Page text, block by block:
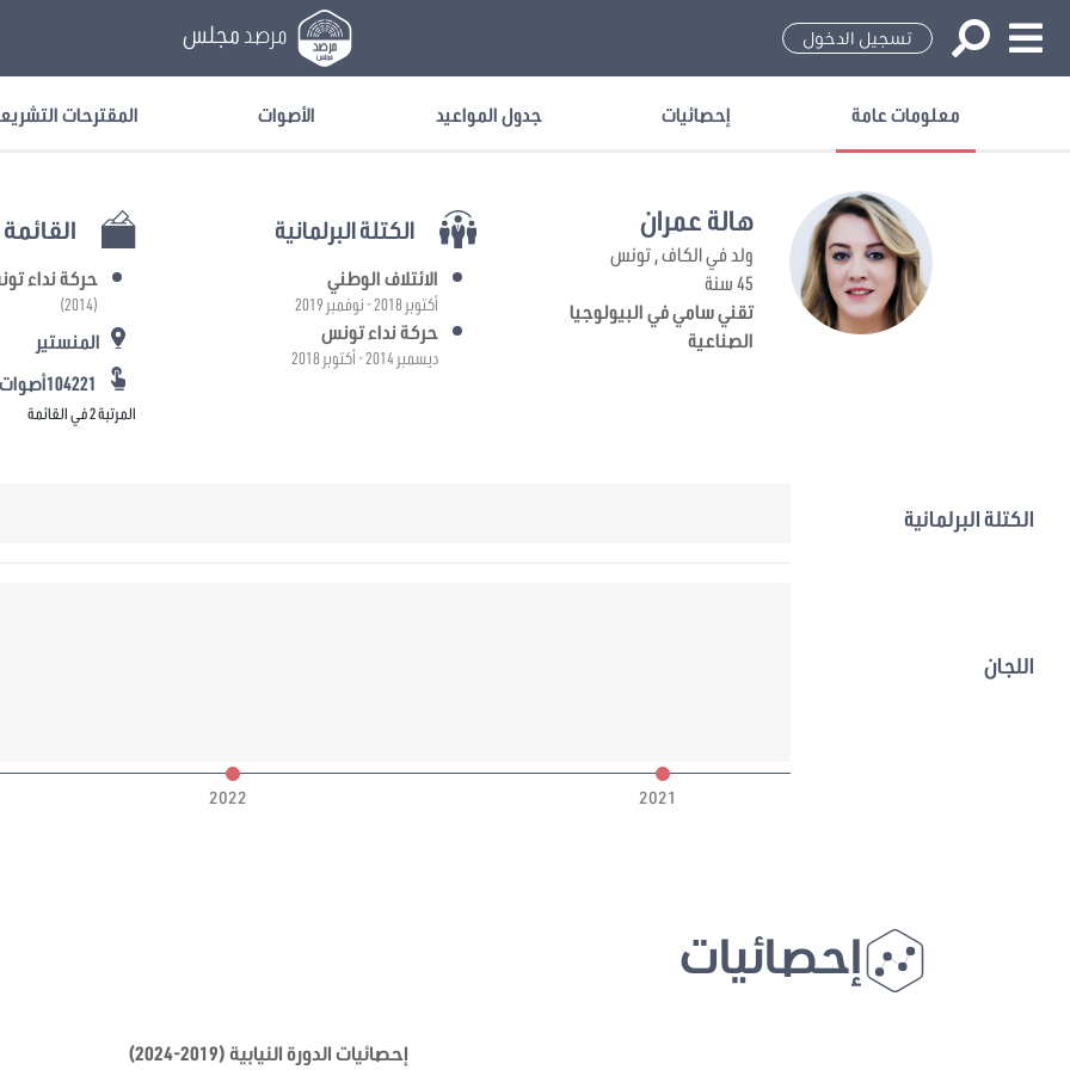
تسجيل الدخول مرصد مجلس
معلومات عامة إحصائيات جدول المواعيد الأصوات المقترحات
هالة عمران
ولد في الكاف , تونس
45 سنة
تقني سامي في البيولوجيا
الصناعية
الكتلة البرلمانية
الائتلاف الوطني
أكتوبر 2018 - نوفمبر 2019
حركة نداء تونس
ديسمبر 2014 - أكتوبر 2018
القائمة
حركة نداء
(2014)
المنستير
المرتبة 2 في القائمة
الكتلة البرلمانية
اللجان
2021
2022
إحصائيات
إحصائيات الدورة النيابية (2019-2024)